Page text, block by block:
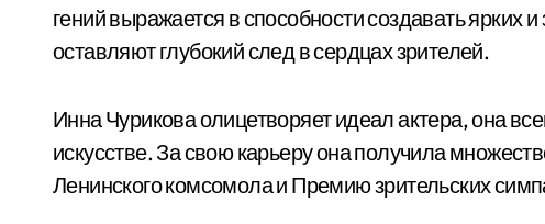
гений выражается в способности создавать
оставляют глубокий след в сердцах зрителей.
Инна Чурикова олицетворяет идеал актера, она
искусстве. За свою карьеру она получила
Ленинского комсомола и Премию зрительских